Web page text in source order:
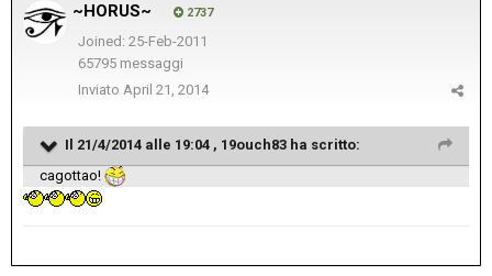
~HORUS~ 2737
Joined: 25-Feb-2011
65795 messaggi
Inviato April 21, 2014
Il 21/4/2014 alle 19:04 , 19ouch83 ha scritto:
cagottao!